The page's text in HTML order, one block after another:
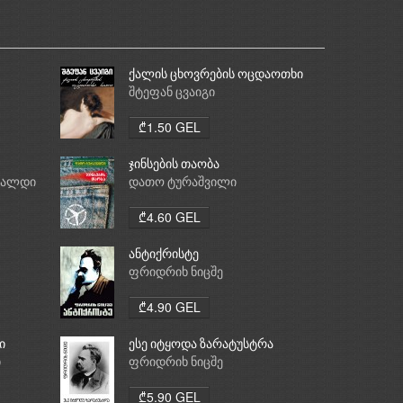
ქალის ცხოვრების ოცდაოთხი
საათი
შტეფან ცვაიგი
₾1.50 GEL
ჯინსების თაობა
დათო ტურაშვილი
₾4.60 GEL
ანტიქრისტე
ფრიდრიხ ნიცშე
₾4.90 GEL
ესე იტყოდა ზარატუსტრა
ფრიდრიხ ნიცშე
₾5.90 GEL